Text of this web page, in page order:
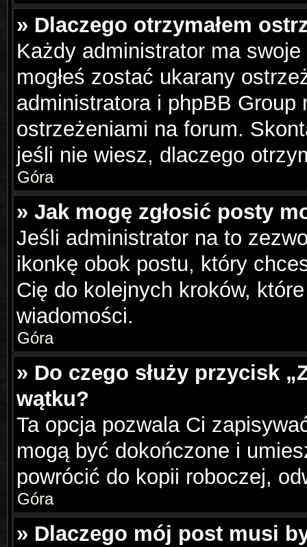
» Dlaczego otrzymałem
Każdy administrator ma
mogłeś zostać ukarany
administratora i phpBB Group
ostrzeżeniami na forum.
jeśli nie wiesz, dlaczego
Góra
» Jak mogę zgłosić posty
Jeśli administrator na to
ikonkę obok postu, który
Cię do kolejnych kroków,
wiadomości.
Góra
» Do czego służy przycisk
wątku?
Ta opcja pozwala Ci
mogą być dokończone i
powrócić do kopii roboczej,
Góra
» Dlaczego mój post musi